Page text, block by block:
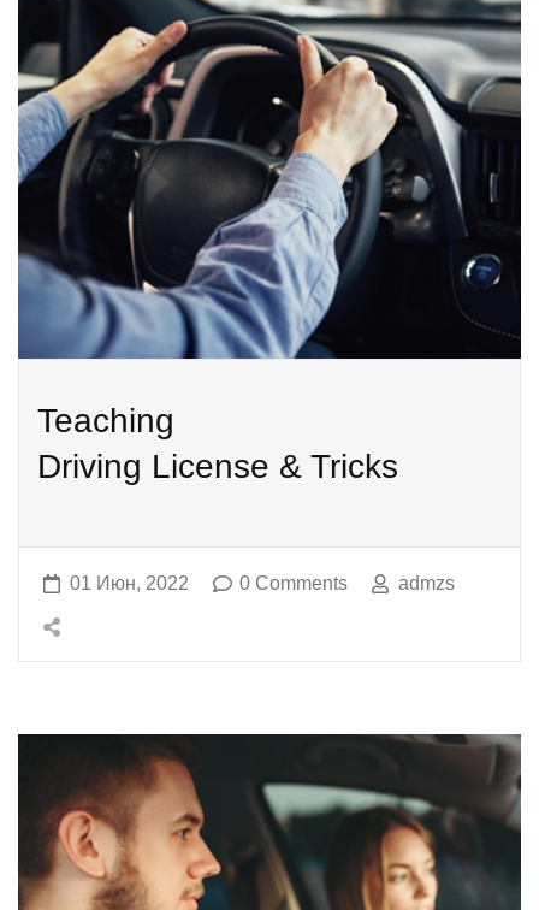
Teaching
Driving License & Tricks
01 Июн, 2022 0 Comments admzs